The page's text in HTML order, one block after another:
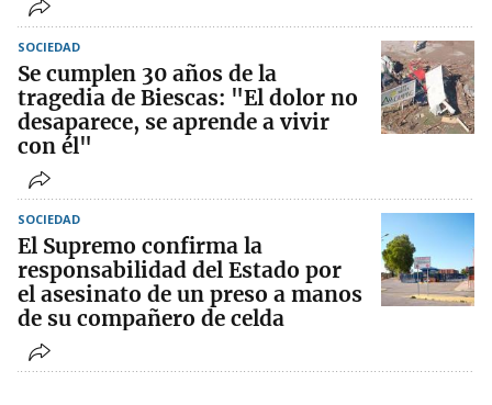
SOCIEDAD
Se cumplen 30 años de la
tragedia de Biescas: "El dolor no
desaparece, se aprende a vivir
con él"
SOCIEDAD
El Supremo confirma la
responsabilidad del Estado por
el asesinato de un preso a manos
de su compañero de celda